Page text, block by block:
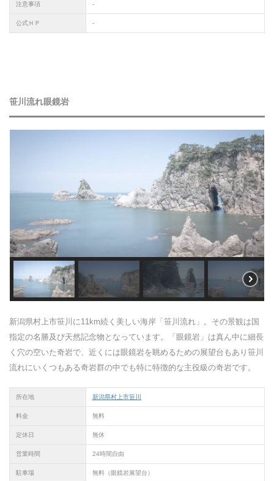
注意事項 -
公式ＨＰ -
笹川流れ眼鏡岩
新潟県村上市笹川に11km続く美しい海岸「笹川流れ」。その景観は国
指定の名勝及び天然記念物となっています。「眼鏡岩」は真ん中に細長
く穴の空いた奇岩で、近くには眼鏡岩を眺めるための展望台もあり笹川
流れにいくつもある奇岩群の中でも特に特徴的な主役級の奇岩です。
所在地 新潟県村上市笹川
料金 無料
定休日 無休
営業時間 24時間自由
駐車場 無料（眼鏡岩展望台）